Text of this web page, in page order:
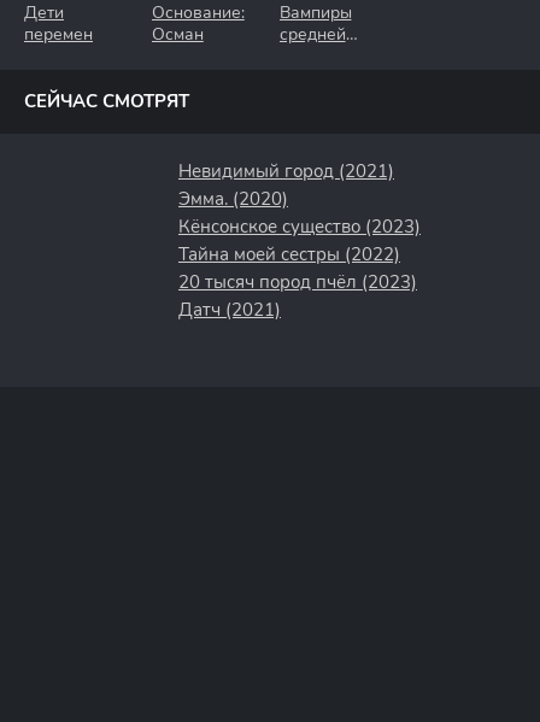
Дети
перемен
Основание:
Осман
Вампиры
средней
СЕЙЧАС СМОТРЯТ
Невидимый город (2021)
Эмма. (2020)
Кёнсонское существо (2023)
Тайна моей сестры (2022)
20 тысяч пород пчёл (2023)
Датч (2021)